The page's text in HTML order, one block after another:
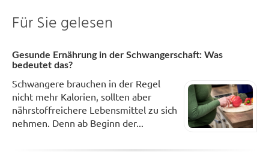
Für Sie gelesen
Gesunde Ernährung in der Schwangerschaft: Was
bedeutet das?
Schwangere brauchen in der Regel
nicht mehr Kalorien, sollten aber
nährstoffreichere Lebensmittel zu sich
nehmen. Denn ab Beginn der...